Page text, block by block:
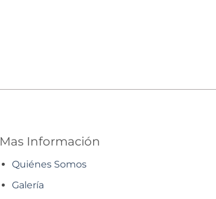
Mas Información
Quiénes Somos
Galería